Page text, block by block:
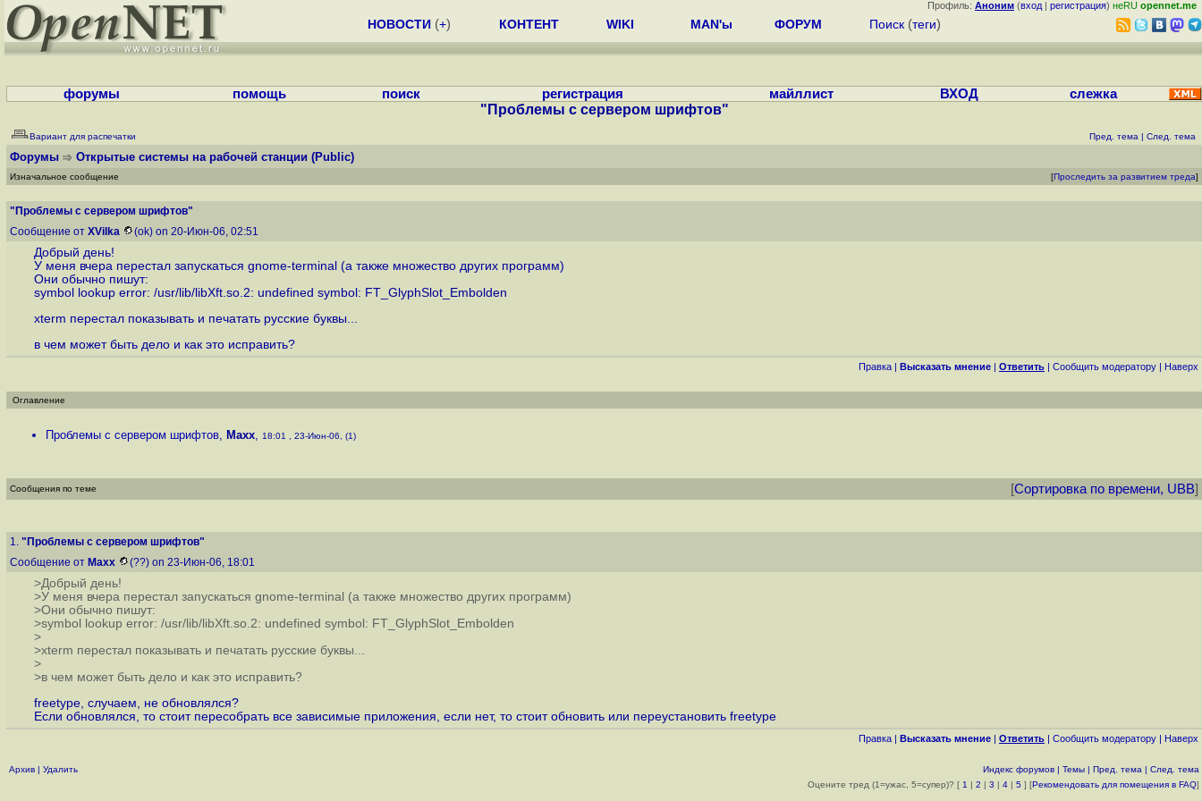
Профиль: Аноним (вход | регистрация) неRU opennet.me
НОВОСТИ (+) КОНТЕНТ WIKI MAN'ы ФОРУМ Поиск (теги)
форумы помощь поиск регистрация майллист ВХОД слежка
"Проблемы с сервером шрифтов"
Вариант для распечатки Пред. тема | След. тема
Форумы Открытые системы на рабочей станции (Public)
Изначальное сообщение [Проследить за развитием треда]
"Проблемы с сервером шрифтов"
Сообщение от XVilka (ok) on 20-Июн-06, 02:51
Добрый день!
У меня вчера перестал запускаться gnome-terminal (а также множество других программ)
Они обычно пишут:
symbol lookup error: /usr/lib/libXft.so.2: undefined symbol: FT_GlyphSlot_Embolden
xterm перестал показывать и печатать русские буквы...
в чем может быть дело и как это исправить?
Правка | Высказать мнение | Ответить | Cообщить модератору | Наверх
Оглавление
Проблемы с сервером шрифтов, Maxx, 18:01 , 23-Июн-06, (1)
Сообщения по теме [Сортировка по времени, UBB]
1. "Проблемы с сервером шрифтов"
Сообщение от Maxx (??) on 23-Июн-06, 18:01
>Добрый день!
>У меня вчера перестал запускаться gnome-terminal (а также множество других программ)
>Они обычно пишут:
>symbol lookup error: /usr/lib/libXft.so.2: undefined symbol: FT_GlyphSlot_Embolden
>
>xterm перестал показывать и печатать русские буквы...
>
>в чем может быть дело и как это исправить?
freetype, случаем, не обновлялся?
Если обновлялся, то стоит пересобрать все зависимые приложения, если нет, то стоит обновить или переустановить freetype
Правка | Высказать мнение | Ответить | Cообщить модератору | Наверх
Архив | Удалить Индекс форумов | Темы | Пред. тема | След. тема
Оцените тред (1=ужас, 5=супер)? [ 1 | 2 | 3 | 4 | 5 ] [Рекомендовать для помещения в FAQ]